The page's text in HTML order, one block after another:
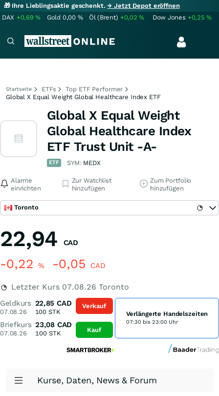
🎁 Ihre Lieblingsaktie geschenkt.→ Jetzt Depot eröffnen
DAX +0,69% Gold 0,00 % Öl (Brent) +0,02% Dow Jones +0,25%
Startseite ETFs
Top ETF Performer
Global X Equal Weight Global Healthcare Index ETF
Global X Equal Weight
Global Healthcare Index
ETF Trust Unit -A-
ETF SYM: MEDX
Alarme
einrichten
Zur Watchlist
hinzufügen
Zum Portfolio
hinzufügen
Toronto
22,94 CAD
-0,22 % -0,05 CAD
Letzter Kurs 07.08.26 Toronto
Geldkurs
07.08.26
22,85 CAD
100 STK
Briefkurs
07.08.26
23,08 CAD
100STK
Verkauf
Kauf
Verlängerte Handelszeiten
07:30 bis 23:00 Uhr
Kurse, Daten, News & Forum